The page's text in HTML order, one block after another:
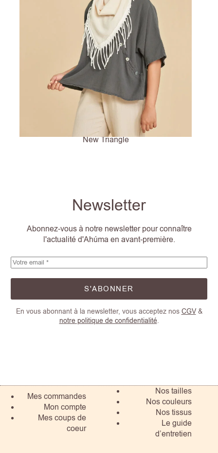
New Triangle
Newsletter
Abonnez-vous à notre newsletter pour connaître
l'actualité d'Ahúma en avant-première.
S'ABONNER
En vous abonnant à la newsletter, vous acceptez nos CGV&
notre politique de confidentialité.
Mes commandes
Mon compte
Mes coups de
coeur
Nos tailles
Nos couleurs
Nos tissus
Le guide
d’entretien